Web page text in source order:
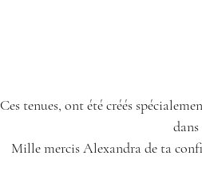
Ces tenues, ont été créés
Mille mercis Alexandra de ta